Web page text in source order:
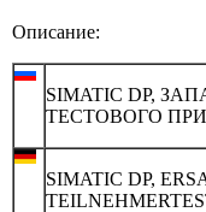
Описание:
SIMATIC DP,
ТЕСТОВОГО
SIMATIC DP,